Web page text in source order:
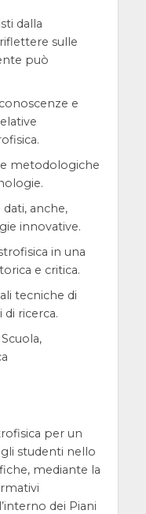
dalla
sulle
può
e
metodologiche
anche,
innovative.
in una
e critica.
tecniche di
ricerca.
per un
studenti nello
mediante la
dei Piani